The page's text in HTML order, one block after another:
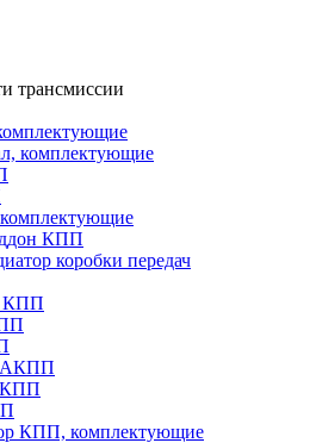
трансмиссии
комплектующие
КПП
коробки передач
КПП
АКПП
КПП
КПП, комплектующие